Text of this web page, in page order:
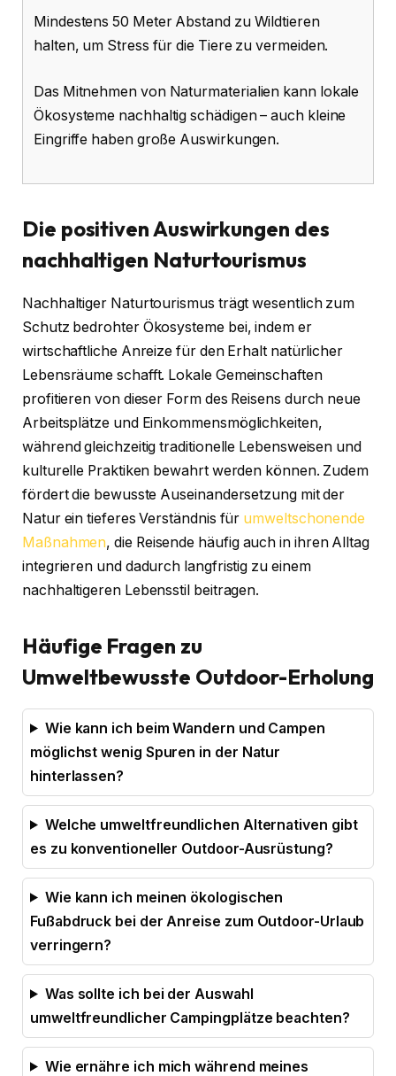
Mindestens 50 Meter Abstand zu Wildtieren
halten, um Stress für die Tiere zu vermeiden.
Das Mitnehmen von Naturmaterialien kann lokale
Ökosysteme nachhaltig schädigen – auch kleine
Eingriffe haben große Auswirkungen.
Die positiven Auswirkungen des
nachhaltigen Naturtourismus
Nachhaltiger Naturtourismus trägt wesentlich zum
Schutz bedrohter Ökosysteme bei, indem er
wirtschaftliche Anreize für den Erhalt natürlicher
Lebensräume schafft. Lokale Gemeinschaften
profitieren von dieser Form des Reisens durch neue
Arbeitsplätze und Einkommensmöglichkeiten,
während gleichzeitig traditionelle Lebensweisen und
kulturelle Praktiken bewahrt werden können. Zudem
fördert die bewusste Auseinandersetzung mit der
Natur ein tieferes Verständnis für umweltschonende
Maßnahmen, die Reisende häufig auch in ihren Alltag
integrieren und dadurch langfristig zu einem
nachhaltigeren Lebensstil beitragen.
Häufige Fragen zu
Umweltbewusste Outdoor-Erholung
Wie kann ich beim Wandern und Campen
möglichst wenig Spuren in der Natur
hinterlassen?
Welche umweltfreundlichen Alternativen gibt
es zu konventioneller Outdoor-Ausrüstung?
Wie kann ich meinen ökologischen
Fußabdruck bei der Anreise zum Outdoor-Urlaub
verringern?
Was sollte ich bei der Auswahl
umweltfreundlicher Campingplätze beachten?
Wie ernähre ich mich während meines